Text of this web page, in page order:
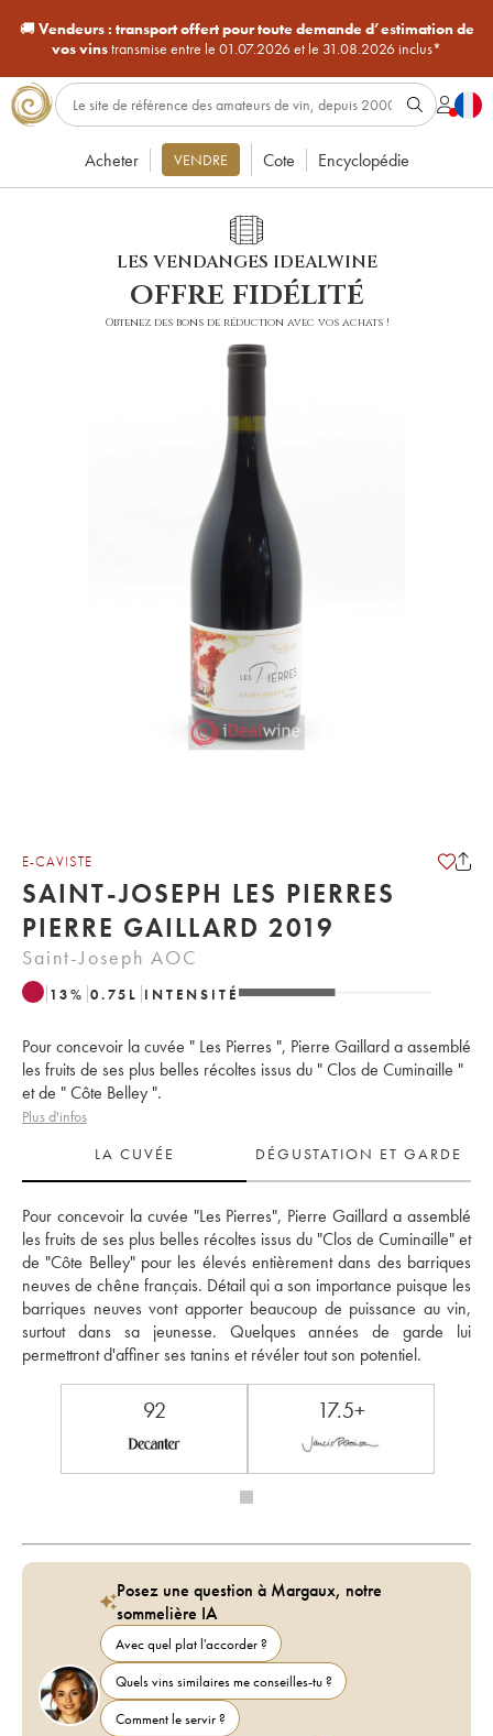
🚚Vendeurs : transport offert pour toute demande d’estimation de
vos vinstransmise entre le 01.07.2026 et le 31.08.2026 inclus*
Acheter VENDRE Cote Encyclopédie
LES VENDANGES IDEALWINE
offre fidélité
Obtenez des bons de réduction avec vos achats !
E-CAVISTE
SAINT-JOSEPH LES PIERRES
PIERRE GAILLARD 2019
Saint-Joseph AOC
13% 0.75 L INTENSITÉ
Pour concevoir la cuvée " Les Pierres ", Pierre Gaillard a assemblé
les fruits de ses plus belles récoltes issus du " Clos de Cuminaille "
et de " Côte Belley ".
Plus d'infos
LA CUVÉE
DÉGUSTATION ET GARDE
Pour concevoir la cuvée "Les Pierres", Pierre Gaillard a assemblé
les fruits de ses plus belles récoltes issus du "Clos de Cuminaille" et
de "Côte Belley" pour les élevés entièrement dans des barriques
neuves de chêne français. Détail qui a son importance puisque les
barriques neuves vont apporter beaucoup de puissance au vin,
surtout dans sa jeunesse. Quelques années de garde lui
92 17.5+
Posez une question à Margaux, notre
sommelière IA
Avec quel plat l'accorder ?
Quels vins similaires me conseilles-tu ?
Comment le servir ?